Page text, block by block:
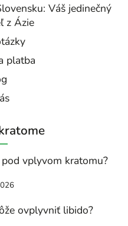
Váš jedinečný
z Ázie
platba
vplyvom kratomu?
ovplyvniť libido?